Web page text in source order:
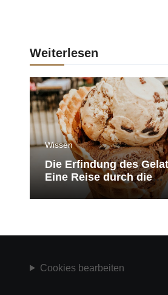
Weiterlesen
Wissen
Die Erfindung des
Eine Reise durch die
Geschichte der
Cookies bearbeiten